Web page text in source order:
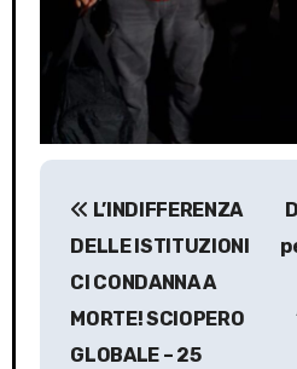
P
L’INDIFFERENZA
DELLE ISTITUZIONI
CI CONDANNA A
MORTE! SCIOPERO
GLOBALE – 25